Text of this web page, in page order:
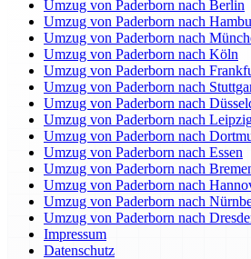
Umzug von Paderborn nach Berlin
Umzug von Paderborn nach
Umzug von Paderborn nach
Umzug von Paderborn nach Köln
Umzug von Paderborn nach
Umzug von Paderborn nach
Umzug von Paderborn nach
Umzug von Paderborn nach
Umzug von Paderborn nach
Umzug von Paderborn nach Essen
Umzug von Paderborn nach
Umzug von Paderborn nach
Umzug von Paderborn nach
Umzug von Paderborn nach
Impressum
Datenschutz